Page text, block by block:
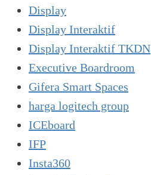
Display
Display Interaktif
Display Interaktif TKDN
Executive Boardroom
Gifera Smart Spaces
harga logitech group
ICEboard
IFP
Insta360